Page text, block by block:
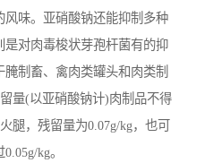
味。亚硝酸钠还能抑制多种
是对肉毒梭状芽孢杆菌有的抑
制畜、禽肉类罐头和肉类制
量(以亚硝酸钠计)肉制品不得
腿，残留量为0.07g/kg，也可
kg。